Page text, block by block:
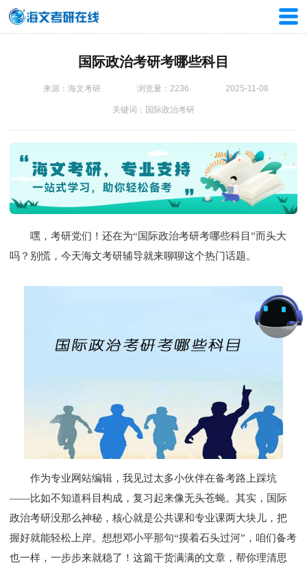
国际政治考研考哪些科目
来源：海文考研 浏览量：2236 2025-11-08
关键词：国际政治考研
嘿，考研党们！还在为“国际政治考研考哪些科目”而头大
吗？别慌，今天海文考研辅导就来聊聊这个热门话题。
作为专业网站编辑，我见过太多小伙伴在备考路上踩坑
——比如不知道科目构成，复习起来像无头苍蝇。其实，国际
政治考研没那么神秘，核心就是公共课和专业课两大块儿，把
握好就能轻松上岸。想想邓小平那句“摸着石头过河”，咱们备考
也一样，一步步来就稳了！这篇干货满满的文章，帮你理清思